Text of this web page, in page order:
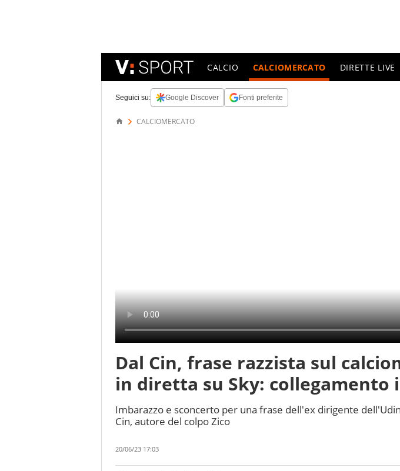
CALCIO CALCIOMERCATO DIRETTE LIVE
Seguici su: Google Discover Fonti preferite
CALCIOMERCATO
Dal Cin, frase razzista sul
in diretta su Sky:
Imbarazzo e sconcerto per una frase dell'ex dirigente
Cin, autore del colpo Zico
20/06/23 17:03